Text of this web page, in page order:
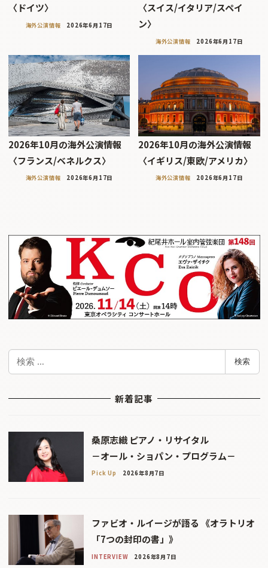
〈ドイツ〉
海外公演情報 2026年6月17日
〈スイス/イタリア/スペイ
ン〉
海外公演情報 2026年6月17日
2026年10月の海外公演情報
〈フランス/ベネルクス〉
海外公演情報 2026年6月17日
2026年10月の海外公演情報
〈イギリス/東欧/アメリカ〉
海外公演情報 2026年6月17日
検
検索
新着記事
桑原志織 ピアノ・リサイタル
－オール・ショパン・プログラム－
Pick Up 2026年8月7日
ファビオ・ルイージが語る 《オラトリオ
「7つの封印の書」》
INTERVIEW 2026年8月7日